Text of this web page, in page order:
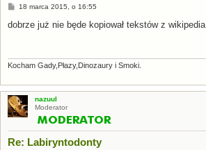
P
s
18 marca 2015, o 16:55
dobrze już nie będe kopiował tekstów z wikipedia
Kocham Gady,Płazy,Dinozaury i Smoki.
nazuul
Moderator
Re: Labiryntodonty